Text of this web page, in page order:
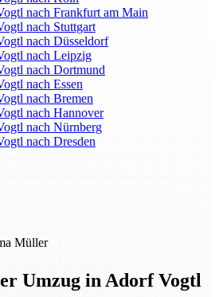
nach Frankfurt am Main
nach Stuttgart
nach Düsseldorf
nach Leipzig
nach Dortmund
nach Essen
nach Bremen
nach Hannover
nach Nürnberg
nach Dresden
Müller
Umzug in Adorf Vogtl